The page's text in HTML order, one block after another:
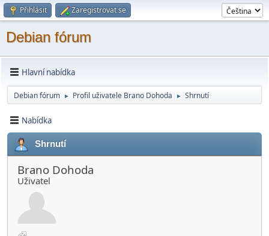
Přihlásit Zaregistrovat se
Debian fórum
Hlavní nabídka
Debian fórum ► Profil uživatele Brano Dohoda ► Shrnutí
Nabídka
Shrnutí
Brano Dohoda
Uživatel